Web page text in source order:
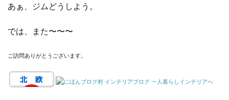
あぁ、ジムどうしよう。
では、また〜〜〜
ご訪問ありがとうございます。